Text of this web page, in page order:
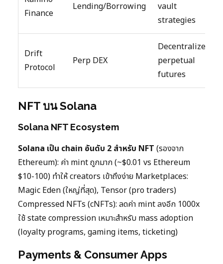
Finance
Lending/Borrowing
vault
strategies
Drift
Protocol
Perp DEX
Decentralized
perpetual
futures
NFT บน Solana
Solana NFT Ecosystem
Solana เป็น chain อันดับ 2 สำหรับ NFT (รองจาก
Ethereum): ค่า mint ถูกมาก (~$0.01 vs Ethereum
$10-100) ทำให้ creators เข้าถึงง่าย Marketplaces:
Magic Eden (ใหญ่ที่สุด), Tensor (pro traders)
Compressed NFTs (cNFTs): ลดค่า mint ลงอีก 1000x
ใช้ state compression เหมาะสำหรับ mass adoption
(loyalty programs, gaming items, ticketing)
Payments & Consumer Apps